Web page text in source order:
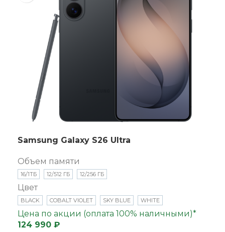
Samsung Galaxy S26 Ultra
Объем памяти
16/1ТБ 12/512 ГБ 12/256 ГБ
Цвет
BLACK COBALT VIOLET SKY BLUE WHITE
Цена по акции (оплата 100% наличными)*
124 990 ₽